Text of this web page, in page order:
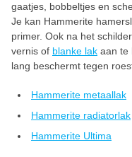
gaatjes, bobbeltjes en
Je kan Hammerite
primer. Ook na het
vernis of blanke lak aan te
lang beschermt tegen
Hammerite metaallak
Hammerite radiatorlak
Hammerite Ultima